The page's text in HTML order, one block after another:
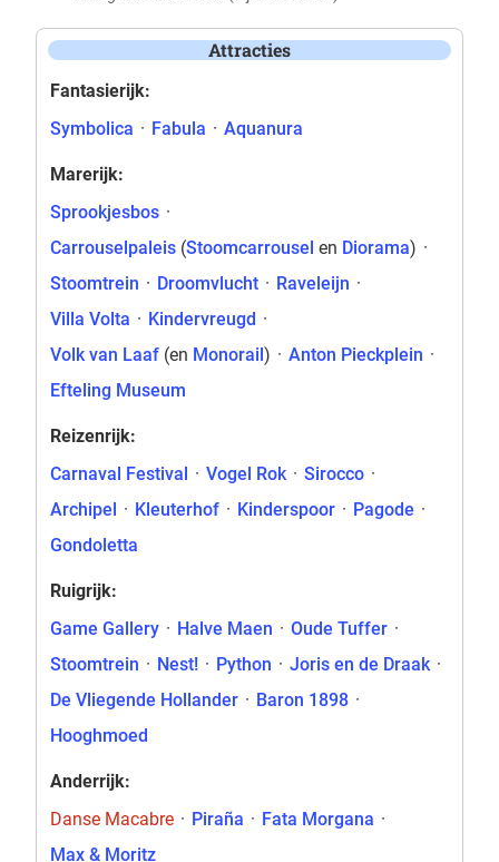
Attracties
Fantasierijk:
Symbolica · Fabula · Aquanura
Marerijk:
Sprookjesbos ·
Carrouselpaleis (Stoomcarrousel en Diorama) ·
Stoomtrein · Droomvlucht · Raveleijn ·
Villa Volta · Kindervreugd ·
Volk van Laaf (en Monorail) · Anton Pieckplein ·
Efteling Museum
Reizenrijk:
Carnaval Festival · Vogel Rok · Sirocco ·
Archipel · Kleuterhof · Kinderspoor · Pagode ·
Gondoletta
Ruigrijk:
Game Gallery · Halve Maen · Oude Tuffer ·
Stoomtrein · Nest! · Python · Joris en de Draak ·
De Vliegende Hollander · Baron 1898 ·
Hooghmoed
Anderrijk:
Danse Macabre · Piraña · Fata Morgana ·
Max & Moritz